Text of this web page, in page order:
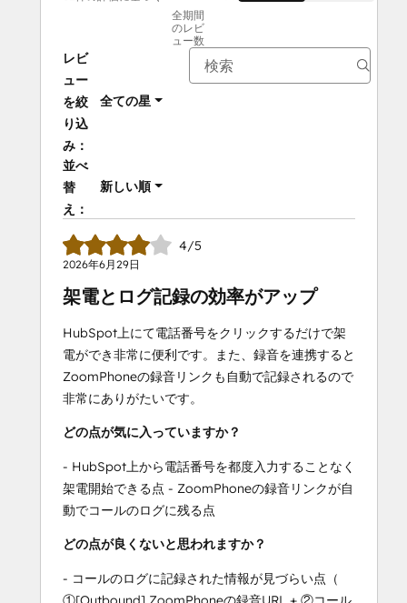
全期間
のレビ
ュー数
レビ
ュー
を絞
り込
み：
全ての星
並べ
替
え：
新しい順
4/5
2026年6月29日
架電とログ記録の効率がアップ
HubSpot上にて電話番号をクリックするだけで架
電ができ非常に便利です。また、録音を連携すると
ZoomPhoneの録音リンクも自動で記録されるので
非常にありがたいです。
どの点が気に入っていますか？
- HubSpot上から電話番号を都度入力することなく
架電開始できる点 - ZoomPhoneの録音リンクが自
動でコールのログに残る点
どの点が良くないと思われますか？
- コールのログに記録された情報が見づらい点（